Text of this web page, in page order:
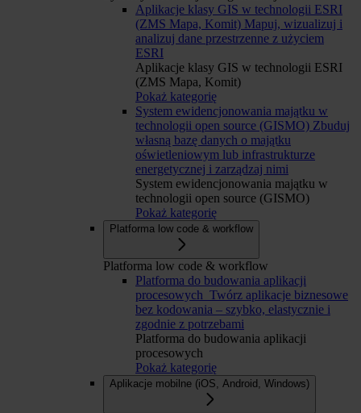
Aplikacje klasy GIS w technologii ESRI
(ZMS Mapa, Komit) Mapuj, wizualizuj i
analizuj dane przestrzenne z użyciem
ESRI
Aplikacje klasy GIS w technologii ESRI
(ZMS Mapa, Komit)
Pokaż kategorię
System ewidencjonowania majątku w
technologii open source (GISMO) Zbuduj
własną bazę danych o majątku
oświetleniowym lub infrastrukturze
energetycznej i zarządzaj nimi
System ewidencjonowania majątku w
technologii open source (GISMO)
Pokaż kategorię
Platforma low code & workflow
Platforma low code & workflow
Platforma do budowania aplikacji
procesowych Twórz aplikacje biznesowe
bez kodowania – szybko, elastycznie i
zgodnie z potrzebami
Platforma do budowania aplikacji
procesowych
Pokaż kategorię
Aplikacje mobilne (iOS, Android, Windows)